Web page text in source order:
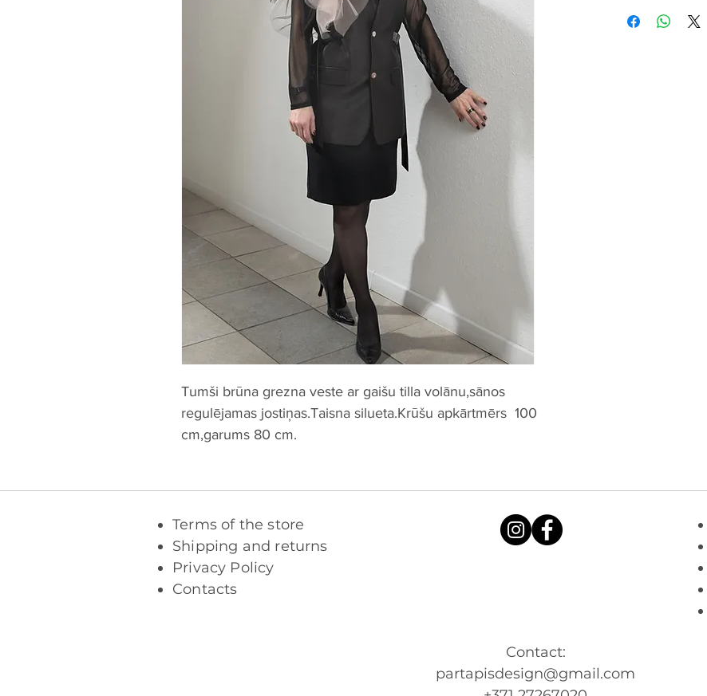
Tumši brūna grezna veste ar gaišu tilla volānu,sānos
regulējamas jostiņas.Taisna silueta.Krūšu apkārtmērs 100
cm,garums 80 cm.
Terms of the store
Shipping and returns
Privacy Policy
Contacts
Contact:
partapisdesign@gmail.com